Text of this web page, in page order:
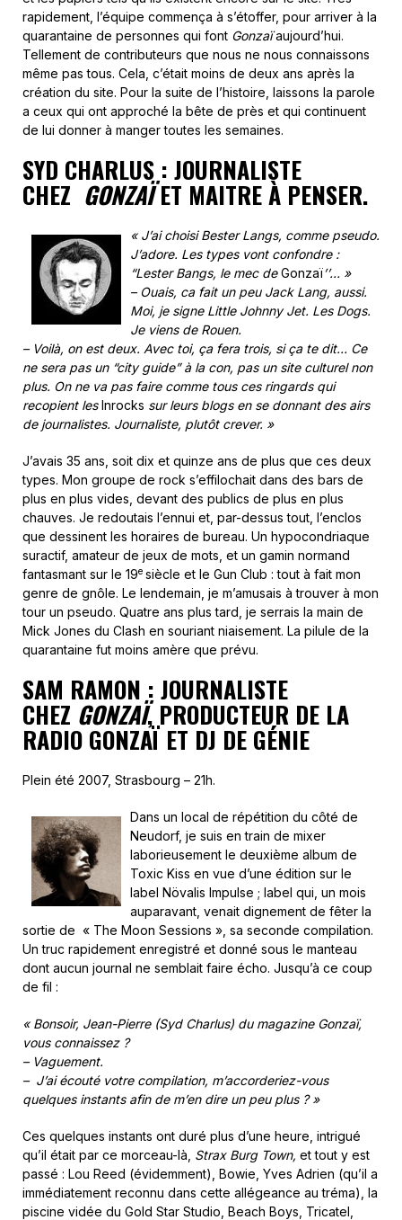
rapidement, l’équipe commença à s’étoffer, pour arriver à la
quarantaine de personnes qui font Gonzaïaujourd’hui.
Tellement de contributeurs que nous ne nous connaissons
même pas tous. Cela, c’était moins de deux ans après la
création du site. Pour la suite de l’histoire, laissons la parole
a ceux qui ont approché la bête de près et qui continuent
de lui donner à manger toutes les semaines.
SYD CHARLUS : JOURNALISTE
CHEZ GONZAÏET MAITRE À PENSER.
« J’ai choisi Bester Langs, comme pseudo.
J’adore. Les types vont confondre :
“Lester Bangs, le mec deGonzaï’’… »
– Ouais, ca fait un peu Jack Lang, aussi.
Moi, je signe Little Johnny Jet. Les Dogs.
Je viens de Rouen.
– Voilà, on est deux. Avec toi, ça fera trois, si ça te dit… Ce
ne sera pas un “city guide” à la con, pas un site culturel non
plus. On ne va pas faire comme tous ces ringards qui
recopient lesInrocks sur leurs blogs en se donnant des airs
de journalistes. Journaliste, plutôt crever. »
J’avais 35 ans, soit dix et quinze ans de plus que ces deux
types. Mon groupe de rock s’effilochait dans des bars de
plus en plus vides, devant des publics de plus en plus
chauves. Je redoutais l’ennui et, par-dessus tout, l’enclos
que dessinent les horaires de bureau. Un hypocondriaque
suractif, amateur de jeux de mots, et un gamin normand
fantasmant sur le 19e siècle et le Gun Club : tout à fait mon
genre de gnôle. Le lendemain, je m’amusais à trouver à mon
tour un pseudo. Quatre ans plus tard, je serrais la main de
Mick Jones du Clash en souriant niaisement. La pilule de la
quarantaine fut moins amère que prévu.
SAM RAMON : JOURNALISTE
CHEZ GONZAÏ, PRODUCTEUR DE LA
RADIO GONZAÏ ET DJ DE GÉNIE
Plein été 2007, Strasbourg – 21h.
Dans un local de répétition du côté de
Neudorf, je suis en train de mixer
laborieusement le deuxième album de
Toxic Kiss en vue d’une édition sur le
label Növalis Impulse ; label qui, un mois
auparavant, venait dignement de fêter la
sortie de « The Moon Sessions », sa seconde compilation.
Un truc rapidement enregistré et donné sous le manteau
dont aucun journal ne semblait faire écho. Jusqu’à ce coup
de fil :
« Bonsoir, Jean-Pierre (Syd Charlus) du magazine Gonzaï,
vous connaissez ?
– Vaguement.
– J’ai écouté votre compilation, m’accorderiez-vous
quelques instants afin de m’en dire un peu plus ? »
Ces quelques instants ont duré plus d’une heure, intrigué
qu’il était par ce morceau-là, Strax Burg Town, et tout y est
passé : Lou Reed (évidemment), Bowie, Yves Adrien (qu’il a
immédiatement reconnu dans cette allégeance au tréma), la
piscine vidée du Gold Star Studio, Beach Boys, Tricatel,